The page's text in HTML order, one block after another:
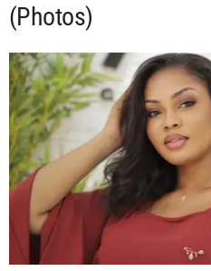
(Photos)